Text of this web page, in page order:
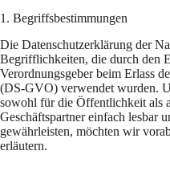
1. Begriffsbestimmungen
Die Datenschutzerklärung der
Begrifflichkeiten, die durch den
Verordnungsgeber beim Erlass
(DS-GVO) verwendet wurden.
sowohl für die Öffentlichkeit als
Geschäftspartner einfach lesbar
gewährleisten, möchten wir
erläutern.